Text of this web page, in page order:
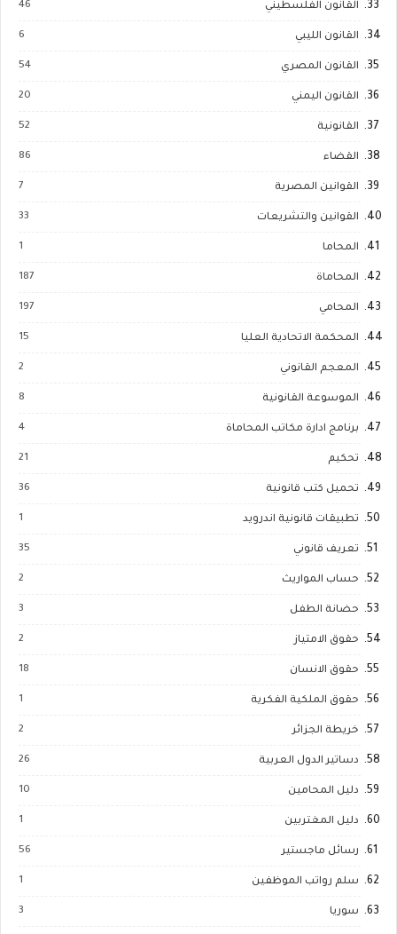
القانون الفلسطيني 46
القانون الليبي 6
القانون المصري 54
القانون اليمني 20
القانونية 52
القضاء 86
القوانين المصرية 7
القوانين والتشريعات 33
المحاما 1
المحاماة 187
المحامي 197
المحكمة الاتحادية العليا 15
المعجم القانوني 2
الموسوعة القانونية 8
برنامج ادارة مكاتب المحاماة 4
تحكيم 21
تحميل كتب قانونية 36
تطبيقات قانونية اندرويد 1
تعريف قانوني 35
حساب المواريث 2
حضانة الطفل 3
حقوق الامتياز 2
حقوق الانسان 18
حقوق الملكية الفكرية 1
خريطة الجزائر 2
دساتير الدول العربية 26
دليل المحامين 10
دليل المغتربين 1
رسائل ماجستير 56
سلم رواتب الموظفين 1
سوريا 3